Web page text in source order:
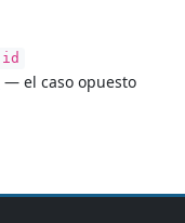
id
— el caso opuesto